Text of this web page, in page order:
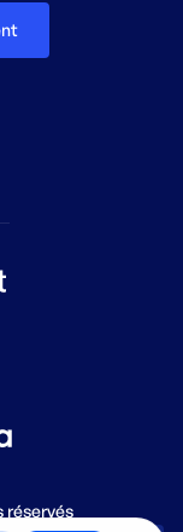
réservés